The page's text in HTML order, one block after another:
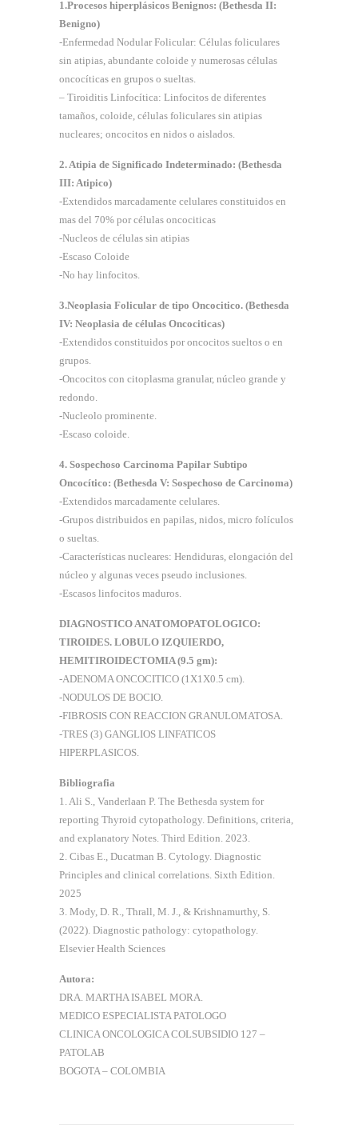
1.Procesos hiperplásicos Benignos: (Bethesda II:
Benigno)
-Enfermedad Nodular Folicular: Células foliculares
sin atipias, abundante coloide y numerosas células
oncocíticas en grupos o sueltas.
– Tiroiditis Linfocítica: Linfocitos de diferentes
tamaños, coloide, células foliculares sin atipias
nucleares; oncocitos en nidos o aislados.
2. Atipia de Significado Indeterminado: (Bethesda
III: Atipico)
-Extendidos marcadamente celulares constituidos en
mas del 70% por células oncociticas
-Nucleos de células sin atipias
-Escaso Coloide
-No hay linfocitos.
3.Neoplasia Folicular de tipo Oncocitico. (Bethesda
IV: Neoplasia de células Oncociticas)
-Extendidos constituidos por oncocitos sueltos o en
grupos.
-Oncocitos con citoplasma granular, núcleo grande y
redondo.
-Nucleolo prominente.
-Escaso coloide.
4. Sospechoso Carcinoma Papilar Subtipo
Oncocítico: (Bethesda V: Sospechoso de Carcinoma)
-Extendidos marcadamente celulares.
-Grupos distribuidos en papilas, nidos, micro folículos
o sueltas.
-Características nucleares: Hendiduras, elongación del
núcleo y algunas veces pseudo inclusiones.
-Escasos linfocitos maduros.
DIAGNOSTICO ANATOMOPATOLOGICO:
TIROIDES. LOBULO IZQUIERDO,
HEMITIROIDECTOMIA (9.5 gm):
-ADENOMA ONCOCITICO (1X1X0.5 cm).
-NODULOS DE BOCIO.
-FIBROSIS CON REACCION GRANULOMATOSA.
-TRES (3) GANGLIOS LINFATICOS
HIPERPLASICOS.
Bibliografia
1. Ali S., Vanderlaan P. The Bethesda system for
reporting Thyroid cytopathology. Definitions, criteria,
and explanatory Notes. Third Edition. 2023.
2. Cibas E., Ducatman B. Cytology. Diagnostic
Principles and clinical correlations. Sixth Edition.
2025
3. Mody, D. R., Thrall, M. J., & Krishnamurthy, S.
(2022). Diagnostic pathology: cytopathology.
Elsevier Health Sciences
Autora:
DRA. MARTHA ISABEL MORA.
MEDICO ESPECIALISTA PATOLOGO
CLINICA ONCOLOGICA COLSUBSIDIO 127 –
PATOLAB
BOGOTA – COLOMBIA